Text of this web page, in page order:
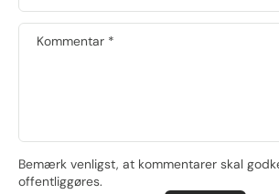
Kommentar *
Bemærk venligst, at kommentarer skal
offentliggøres.